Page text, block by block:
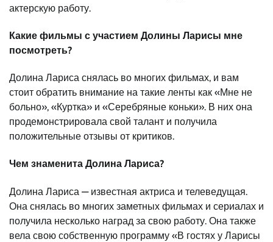
актерскую работу.
Какие фильмы с участием Долины Ларисы мне
посмотреть?
Долина Лариса снялась во многих фильмах, и вам
стоит обратить внимание на такие ленты как «Мне не
больно», «Куртка» и «Серебряные коньки». В них она
продемонстрировала свой талант и получила
положительные отзывы от критиков.
Чем знаменита Долина Лариса?
Долина Лариса — известная актриса и телеведущая.
Она снялась во многих заметных фильмах и сериалах и
получила несколько наград за свою работу. Она также
вела свою собственную программу «В гостях у Ларисы